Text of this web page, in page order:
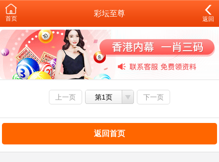
首页
彩坛至尊
返回
上一页 第1页 下一页
返回首页